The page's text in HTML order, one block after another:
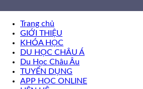
🌸
Trang chủ
GIỚI THIỆU
KHÓA HỌC
DU HỌC CHÂU Á
Du Học Châu Âu
TUYỂN DỤNG
APP HỌC ONLINE